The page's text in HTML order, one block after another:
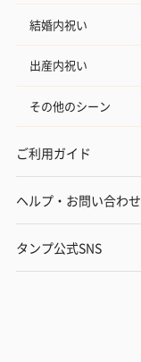
結婚内祝い
出産内祝い
その他のシーン
ご利用ガイド
ヘルプ・お問い合わせ
タンプ公式SNS